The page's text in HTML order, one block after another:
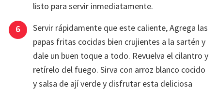
listo para servir inmediatamente.
Servir rápidamente que este caliente, Agrega las
papas fritas cocidas bien crujientes a la sartén y
dale un buen toque a todo. Revuelva el cilantro y
retírelo del fuego. Sirva con arroz blanco cocido
y salsa de ají verde y disfrutar esta deliciosa